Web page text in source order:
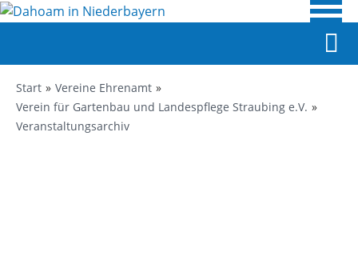
Start
Vereine Ehrenamt
Verein für Gartenbau und Landespflege Straubing e.V.
Veranstaltungsarchiv